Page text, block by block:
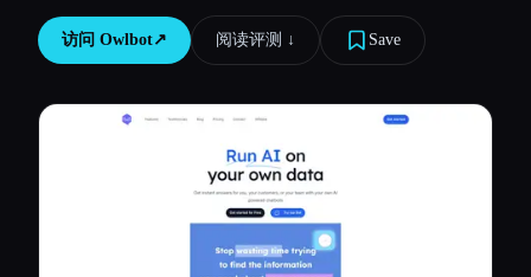
博客
比较工具
访问 Owlbot↗︎ 阅读评测 ↓︎ Save